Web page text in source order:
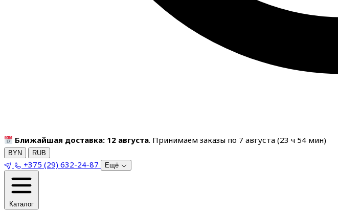
Ближайшая доставка: 12 августа. Принимаем заказы по 7 августа (23 ч 54 мин)
BYN RUB
+375 (29) 632-24-87 Ещё
Каталог